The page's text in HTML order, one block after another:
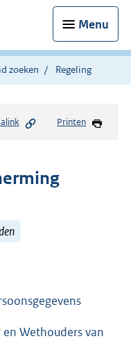
Menu
zoeken Regeling
Printen
Wethouders van